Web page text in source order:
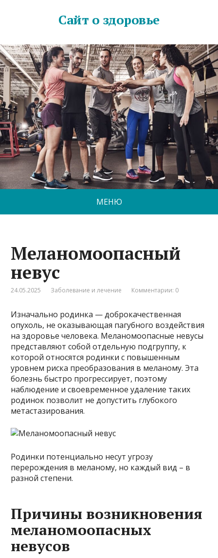
Сайт о здоровье
МЕНЮ
Меланомоопасный
невус
24.05.2025 Заболевание и лечение Комментарии: 0
Изначально родинка — доброкачественная
опухоль, не оказывающая пагубного воздействия
на здоровье человека. Меланомоопасные невусы
представляют собой отдельную подгруппу, к
которой относятся родинки с повышенным
уровнем риска преобразования в меланому. Эта
болезнь быстро прогрессирует, поэтому
наблюдение и своевременное удаление таких
родинок позволит не допустить глубокого
метастазирования.
Родинки потенциально несут угрозу
перерождения в меланому, но каждый вид – в
разной степени.
Причины возникновения
меланомоопасных
невусов